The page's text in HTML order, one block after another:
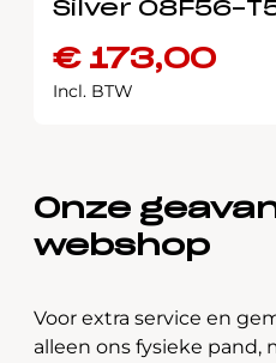
Silver 08F56-
€173,00
Incl. BTW
Onze
webshop
Voor extra service en
alleen ons fysieke pand,